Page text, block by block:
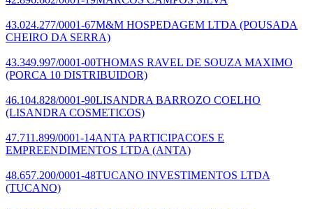
43.024.277/0001-67M&M HOSPEDAGEM LTDA (POUSADA
CHEIRO DA SERRA)
43.349.997/0001-00THOMAS RAVEL DE SOUZA MAXIMO
(PORCA 10 DISTRIBUIDOR)
46.104.828/0001-90LISANDRA BARROZO COELHO
(LISANDRA COSMETICOS)
47.711.899/0001-14ANTA PARTICIPACOES E
EMPREENDIMENTOS LTDA (ANTA)
48.657.200/0001-48TUCANO INVESTIMENTOS LTDA
(TUCANO)